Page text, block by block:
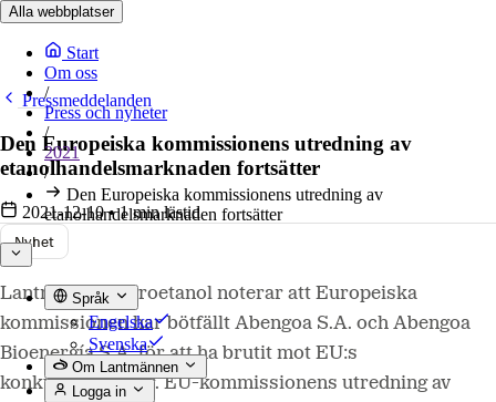
Alla webbplatser
Start
Om oss
/
Press och nyheter
/
2021
/
Den Europeiska kommissionens utredning av
etanolhandelsmarknaden fortsätter
Språk
Engelska
Svenska
Om Lantmännen
Logga in
Pressmeddelanden
Den Europeiska kommissionens utredning av
etanolhandelsmarknaden fortsätter
2021-12-10• 1 min lästid
Nyhet
Lantmännen Agroetanol noterar att Europeiska
kommissionen har bötfällt Abengoa S.A. och Abengoa
Bioenergía S.A. för att ha brutit mot EU:s
konkurrensregler. EU-kommissionens utredning av